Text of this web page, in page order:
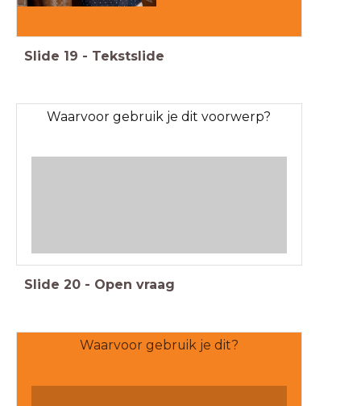
Slide 19 - Tekstslide
Waarvoor gebruik je dit voorwerp?
Slide 20 - Open vraag
Waarvoor gebruik je dit?